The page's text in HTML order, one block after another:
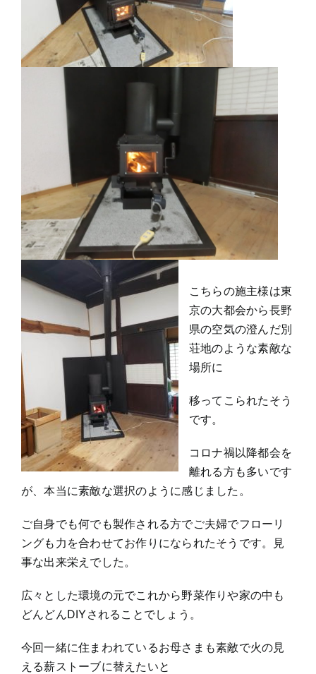
こちらの施主様は東
京の大都会から長野
県の空気の澄んだ別
荘地のような素敵な
場所に
移ってこられたそう
です。
コロナ禍以降都会を
離れる方も多いです
が、本当に素敵な選択のように感じました。
ご自身でも何でも製作される方でご夫婦でフローリ
ングも力を合わせてお作りになられたそうです。見
事な出来栄えでした。
広々とした環境の元でこれから野菜作りや家の中も
どんどんDIYされることでしょう。
今回一緒に住まわれているお母さまも素敵で火の見
える薪ストーブに替えたいと